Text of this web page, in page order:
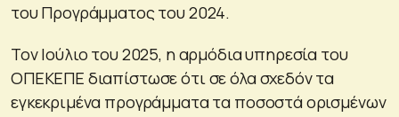
του Προγράμματος του 2024.
Τον Ιούλιο του 2025, η αρμόδια υπηρεσία του
ΟΠΕΚΕΠΕ διαπίστωσε ότι σε όλα σχεδόν τα
εγκεκριμένα προγράμματα τα ποσοστά ορισμένων